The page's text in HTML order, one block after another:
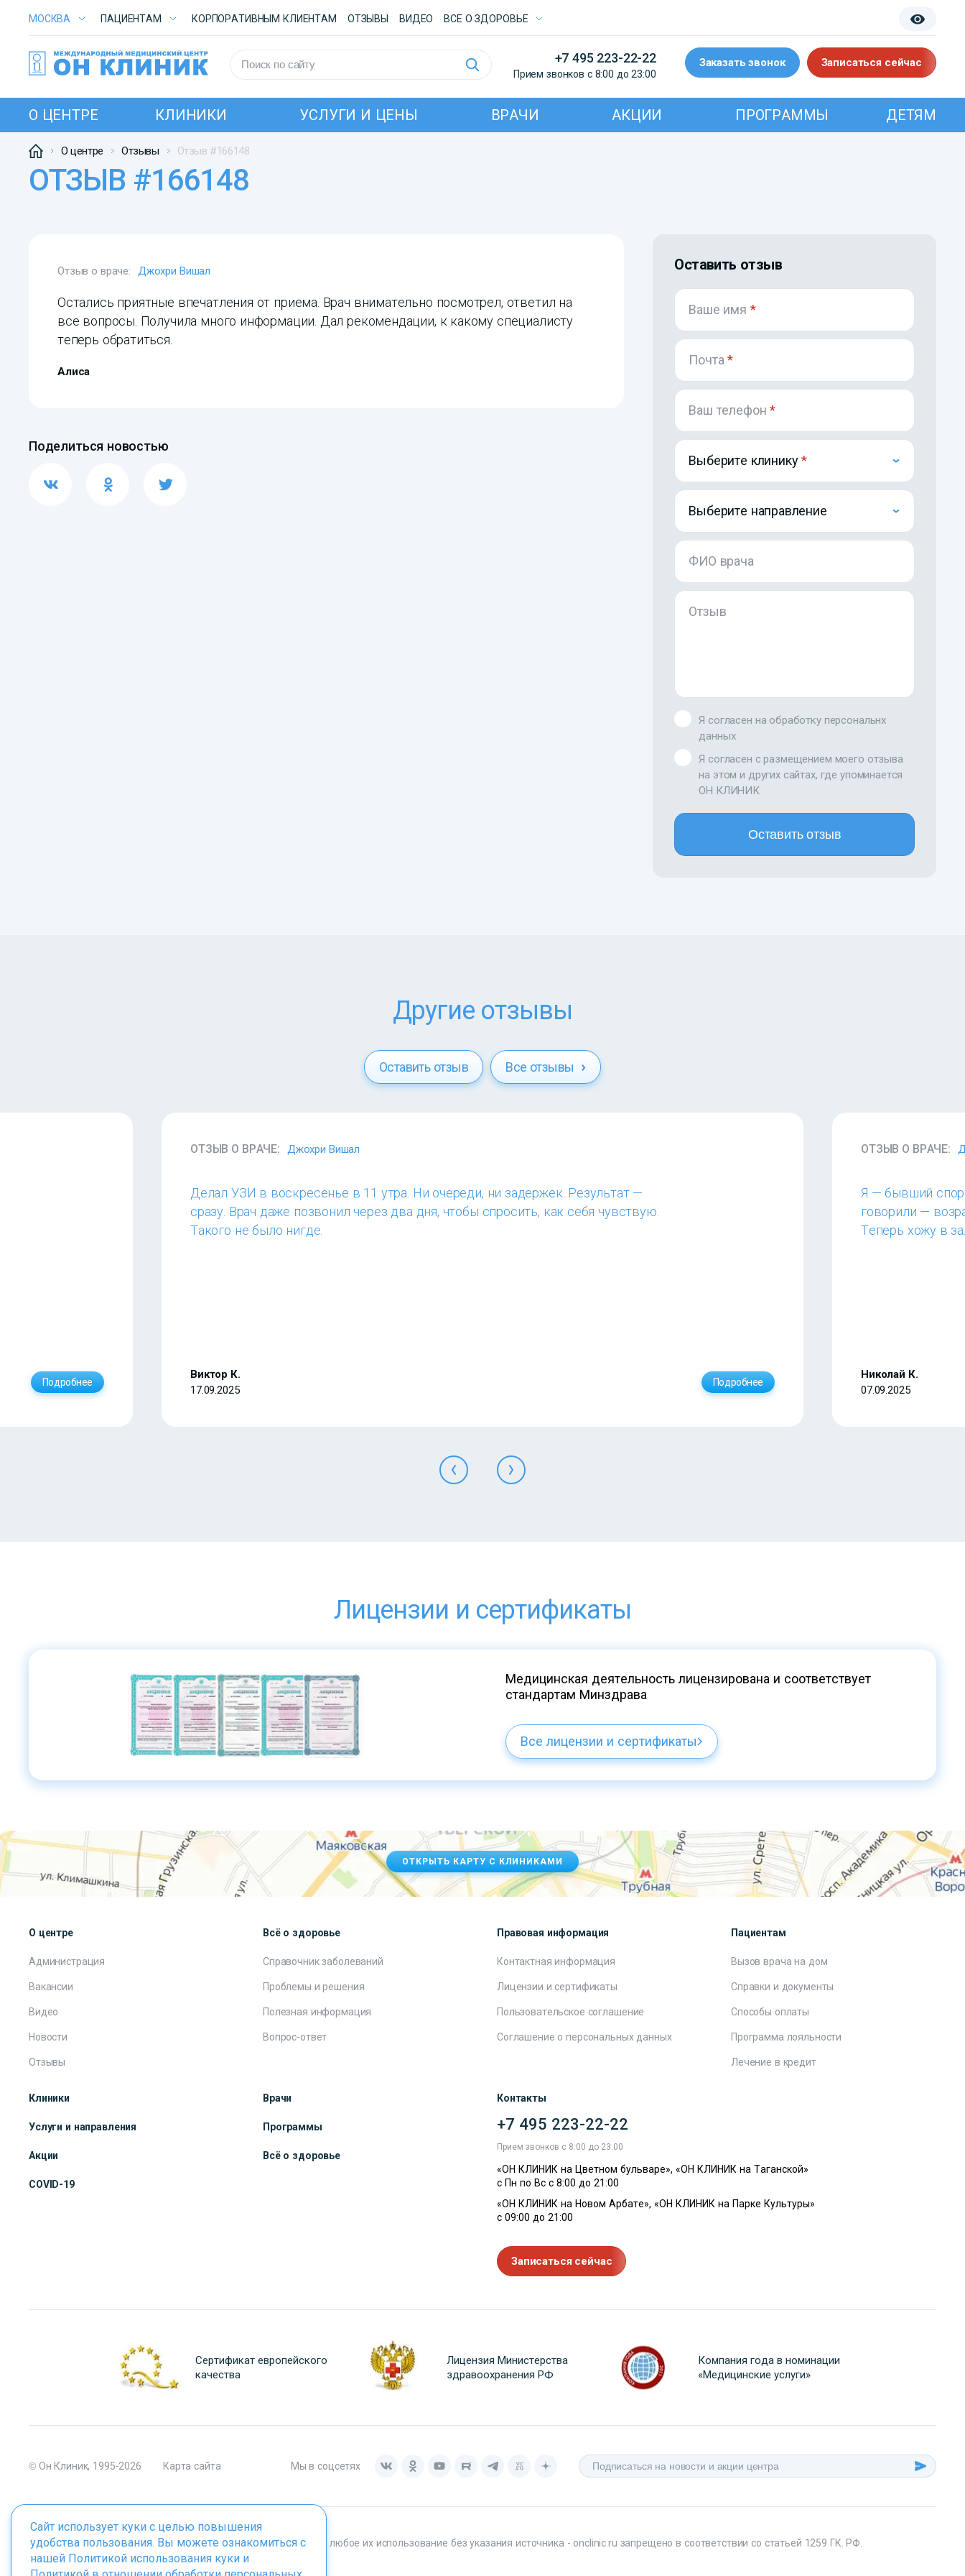
МОСКВА ПАЦИЕНТАМ КОРПОРАТИВНЫМ КЛИЕНТАМ ОТЗЫВЫ ВИДЕО ВСE О ЗДОРОВЬЕ
+7 495 223-22-22
Прием звонков с 8:00 до 23:00
Заказать звонок Записаться сейчас
О ЦЕНТРЕ КЛИНИКИ УСЛУГИ И ЦЕНЫ ВРАЧИ АКЦИИ ПРОГРАММЫ ДЕТЯМ
О центре Отзывы Отзыв #166148
ОТЗЫВ #166148
Отзыв о враче: Джохри Вишал
Остались приятные впечатления от приема. Врач внимательно посмотрел, ответил на
все вопросы. Получила много информации. Дал рекомендации, к какому специалисту
теперь обратиться.
Алиса
Поделиться новостью
Оставить отзыв
Ваше имя *
Почта*
Ваш телефон*
Выберите клинику
Выберите направление
ФИО врача
Отзыв
Я согласен на обработку персональнх
данных
Я согласен с размещением моего отзыва
на этом и других сайтах, где упоминается
ОН КЛИНИК
Оставить отзыв
Другие отзывы
Оставить отзыв Все отзывы
Подробнее
ОТЗЫВ О ВРАЧЕ: Джохри Вишал
Делал УЗИ в воскресенье в 11 утра. Ни очереди, ни задержек. Результат —
сразу. Врач даже позвонил через два дня, чтобы спросить, как себя чувствую.
Такого не было нигде.
Виктор К.
17.09.2025
Подробнее
ОТЗЫВ О ВРАЧЕ:
Я — бывший
говорили —
Теперь хожу в
Николай К.
07.09.2025
Лицензии и сертификаты
Медицинская деятельность лицензирована и соответствует
стандартам Минздрава
Все лицензии и сертификаты
ОТКРЫТЬ КАРТУ С КЛИНИКАМИ
О центре
Администрация
Вакансии
Видео
Новости
Отзывы
Всё о здоровье
Справочник заболеваний
Проблемы и решения
Полезная информация
Вопрос-ответ
Правовая информация
Контактная информация
Лицензии и сертификаты
Пользовательское соглашение
Соглашение о персональных данных
Пациентам
Вызов врача на дом
Справки и документы
Способы оплаты
Программа лояльности
Лечение в кредит
Клиники Врачи
Услуги и направления Программы
Акции Всё о здоровье
COVID-19
Контакты
+7 495 223-22-22
Прием звонков с 8:00 до 23:00
«ОН КЛИНИК на Цветном бульваре», «ОН КЛИНИК на Таганской»
с Пн по Вс с 8:00 до 21:00
«ОН КЛИНИК на Новом Арбате», «ОН КЛИНИК на Парке Культуры»
с 09:00 до 21:00
Записаться сейчас
Сертификат европейского
качества
Лицензия Министерства
здравоохранения РФ
Компания года в номинации
«Медицинские услуги»
© Он Клиник, 1995-2026 Карта сайта Мы в соцсетях
Материалы сайта являются собственностью ООО "Он Клиник", любое их использование без указания источника - onclinic.ru запрещено в соответствии со статьей 1259 ГК. РФ.
Сайт использует куки с целью повышения
удобства пользования. Вы можете ознакомиться с
нашей Политикой использования куки и